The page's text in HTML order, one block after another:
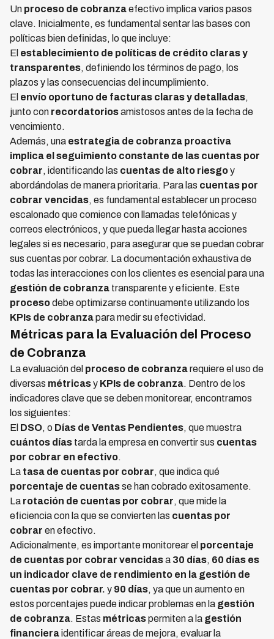
Un proceso de cobranzaefectivo implica varios pasos
clave. Inicialmente, es fundamental sentar las bases con
políticas bien definidas, lo que incluye:
El establecimiento de políticas de crédito claras y
transparentes, definiendo los términos de pago, los
plazos y las consecuencias del incumplimiento.
El envío oportuno de facturas claras y detalladas,
junto con recordatoriosamistosos antes de la fecha de
vencimiento.
Además, una estrategia de cobranza proactiva
implica el seguimiento constante de las cuentas por
cobrar, identificando las cuentas de alto riesgoy
abordándolas de manera prioritaria. Para las cuentas por
cobrar vencidas, es fundamental establecer un proceso
escalonado que comience con llamadas telefónicas y
correos electrónicos, y que pueda llegar hasta acciones
legales si es necesario, para asegurar que se puedan cobrar
sus cuentas por cobrar. La documentación exhaustiva de
todas las interacciones con los clientes es esencial para una
gestión de cobranza transparente y eficiente. Este
procesodebe optimizarse continuamente utilizando los
KPIs de cobranzapara medir su efectividad.
Métricas para la Evaluación del Proceso
de Cobranza
La evaluación del proceso de cobranzarequiere el uso de
diversas métricasy KPIs de cobranza. Dentro de los
indicadores clave que se deben monitorear, encontramos
los siguientes:
El DSO, o Días de Ventas Pendientes, que muestra
cuántos días tarda la empresa en convertir sus cuentas
por cobrar en efectivo.
La tasa de cuentas por cobrar, que indica qué
porcentaje de cuentasse han cobrado exitosamente.
La rotación de cuentas por cobrar, que mide la
eficiencia con la que se convierten las cuentas por
cobrar en efectivo.
Adicionalmente, es importante monitorear el porcentaje
de cuentas por cobrar vencidasa 30 días, 60 días es
un indicador clave de rendimiento en la gestión de
cuentas por cobrar. y 90 días, ya que un aumento en
estos porcentajes puede indicar problemas en la gestión
de cobranza. Estas métricaspermiten a la gestión
financieraidentificar áreas de mejora, evaluar la